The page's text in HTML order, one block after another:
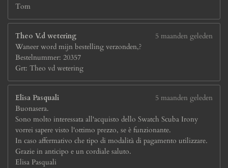
Tom
Theo V.d wetering
5 maanden geleden
Waneer word mijn bestelling verzonden,?
Bestelnummer: 20357
Grt: Theo vd wetering
Elisa Pasquali
5 maanden geleden
Buonasera.
Sono molto interessata all'acquisto dello Swatch Scuba Irony
vorrei sapere visto l'ottimo prezzo, se è funzionante.
In caso affermativo che tipo di modalità di pagamento utilizzare.
Grazie in anticipo e un cordiale saluto.
Elisa Pasquali